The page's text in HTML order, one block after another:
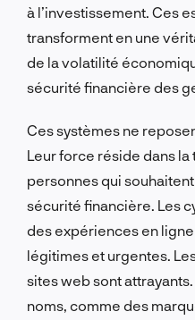
à l’investissement. Ces
transforment en une
de la volatilité
sécurité financière des
Ces systèmes ne
Leur force réside dans
personnes qui
sécurité financière. Les
des expériences en
légitimes et urgentes.
sites web sont
noms, comme des